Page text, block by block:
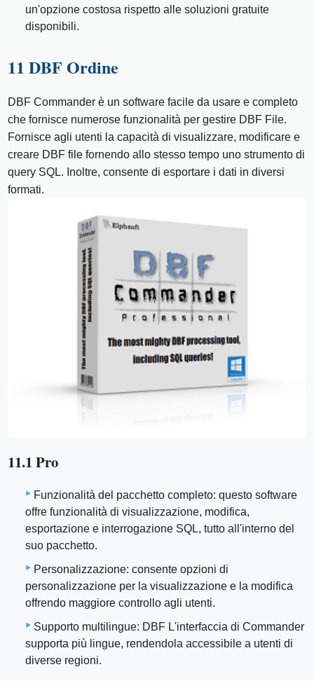
un'opzione costosa rispetto alle soluzioni gratuite
disponibili.
11 DBF Ordine
DBF Commander è un software facile da usare e completo
che fornisce numerose funzionalità per gestire DBF File.
Fornisce agli utenti la capacità di visualizzare, modificare e
creare DBF file fornendo allo stesso tempo uno strumento di
query SQL. Inoltre, consente di esportare i dati in diversi
formati.
11.1 Pro
Funzionalità del pacchetto completo: questo software
offre funzionalità di visualizzazione, modifica,
esportazione e interrogazione SQL, tutto all'interno del
suo pacchetto.
Personalizzazione: consente opzioni di
personalizzazione per la visualizzazione e la modifica
offrendo maggiore controllo agli utenti.
Supporto multilingue: DBF L'interfaccia di Commander
supporta più lingue, rendendola accessibile a utenti di
diverse regioni.